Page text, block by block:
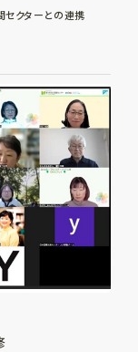
セクターとの連携